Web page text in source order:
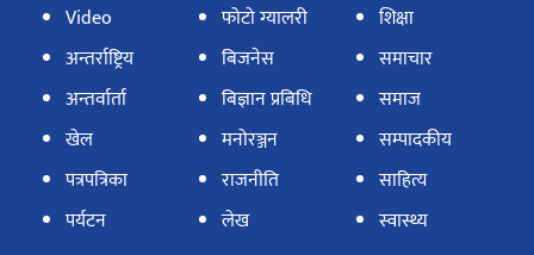
Video
अन्तर्राष्ट्रिय
अन्तर्वार्ता
खेल
पत्रपत्रिका
पर्यटन
फोटो ग्यालरी
बिजनेस
बिज्ञान प्रबिधि
मनोरञ्जन
राजनीति
लेख
शिक्षा
समाचार
समाज
सम्पादकीय
साहित्य
स्वास्थ्य